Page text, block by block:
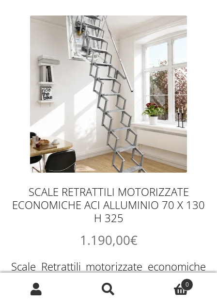
SCALE RETRATTILI MOTORIZZATE
ECONOMICHE ACI ALLUMINIO 70 X 130
H 325
1.190,00€
Scale Retrattili motorizzate economiche
Aci Alluminio 70 x 130 h 325.
0